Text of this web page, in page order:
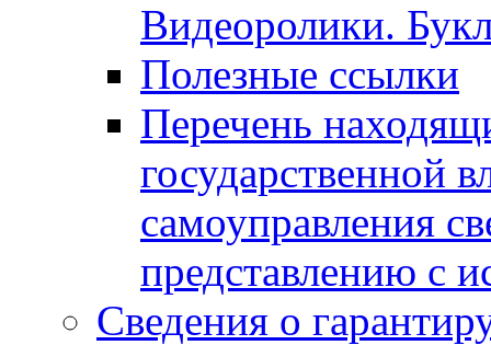
Видеоролики.
Полезные ссылки
Перечень
государственной
самоуправления
представлению с
Сведения о